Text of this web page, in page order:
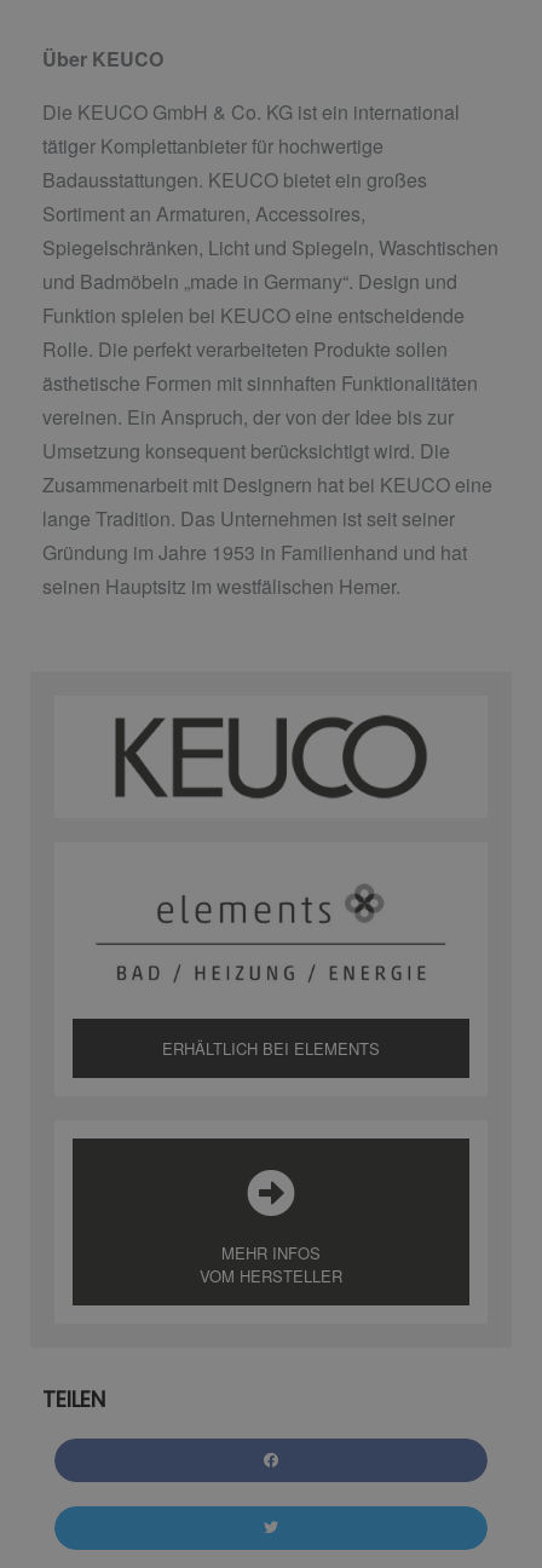
Über KEUCO
Die KEUCO GmbH & Co. KG ist ein international
tätiger Komplettanbieter für hochwertige
Badausstattungen. KEUCO bietet ein großes
Sortiment an Armaturen, Accessoires,
Spiegelschränken, Licht und Spiegeln, Waschtischen
und Badmöbeln „made in Germany“. Design und
Funktion spielen bei KEUCO eine entscheidende
Rolle. Die perfekt verarbeiteten Produkte sollen
ästhetische Formen mit sinnhaften Funktionalitäten
vereinen. Ein Anspruch, der von der Idee bis zur
Umsetzung konsequent berücksichtigt wird. Die
Zusammenarbeit mit Designern hat bei KEUCO eine
lange Tradition. Das Unternehmen ist seit seiner
Gründung im Jahre 1953 in Familienhand und hat
seinen Hauptsitz im westfälischen Hemer.
ERHÄLTLICH BEI ELEMENTS
MEHR INFOS
VOM HERSTELLER
TEILEN